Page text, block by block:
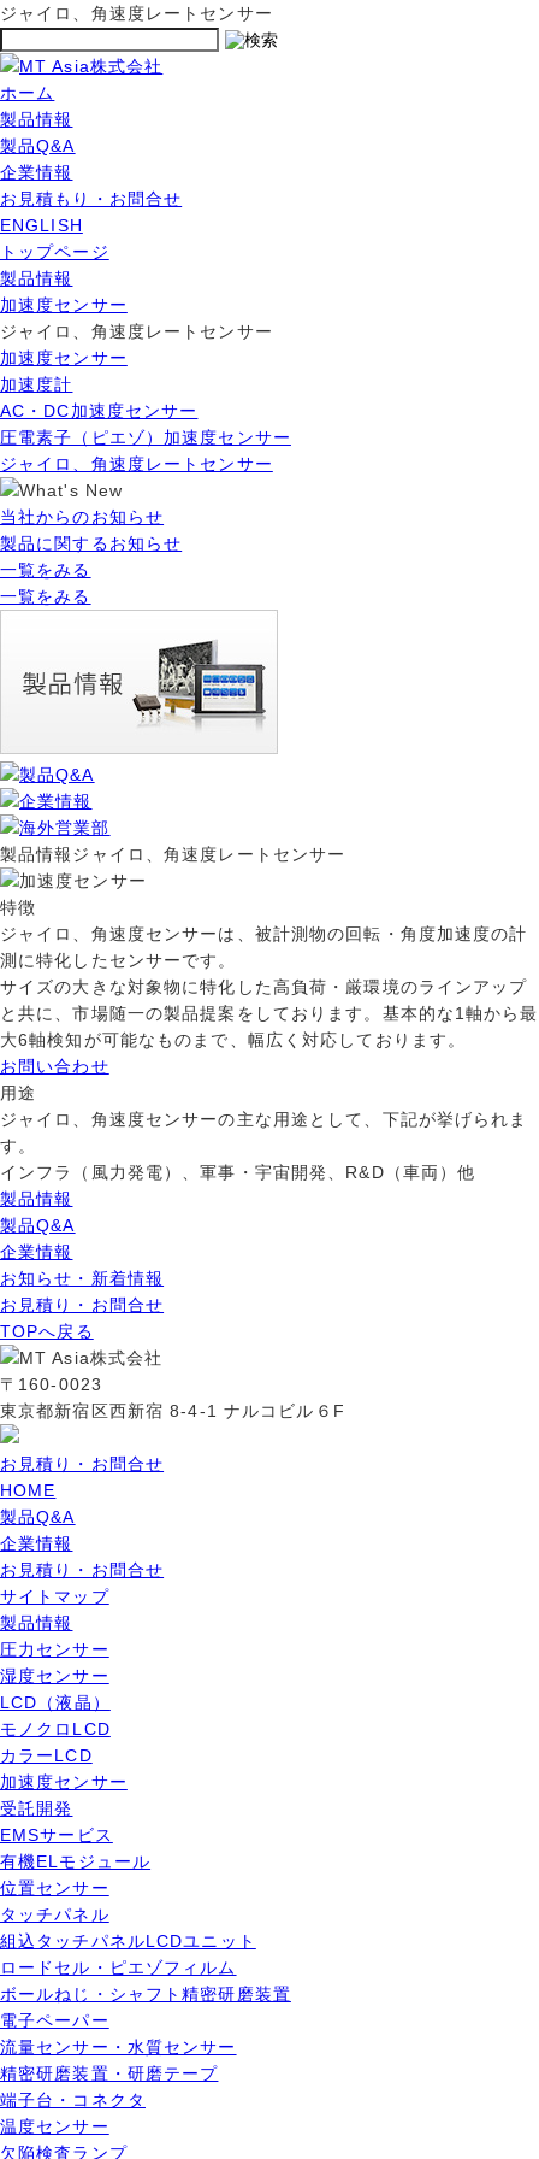
ジャイロ、角速度レートセンサー
ホーム
製品情報
製品Q&A
企業情報
お見積もり・お問合せ
ENGLISH
トップページ
製品情報
加速度センサー
ジャイロ、角速度レートセンサー
加速度センサー
加速度計
AC・DC加速度センサー
圧電素子（ピエゾ）加速度センサー
ジャイロ、角速度レートセンサー
当社からのお知らせ
製品に関するお知らせ
一覧をみる
一覧をみる
製品情報ジャイロ、角速度レートセンサー
特徴
ジャイロ、角速度センサーは、被計測物の回転・角度加速度の計
測に特化したセンサーです。
サイズの大きな対象物に特化した高負荷・厳環境のラインアップ
と共に、市場随一の製品提案をしております。基本的な1軸から最
大6軸検知が可能なものまで、幅広く対応しております。
お問い合わせ
用途
ジャイロ、角速度センサーの主な用途として、下記が挙げられま
す。
インフラ（風力発電）、軍事・宇宙開発、R&D（車両）他
製品情報
製品Q&A
企業情報
お知らせ・新着情報
お見積り・お問合せ
TOPへ戻る
〒160-0023
東京都新宿区西新宿 8-4-1 ナルコビル６F
お見積り・お問合せ
HOME
製品Q&A
企業情報
お見積り・お問合せ
サイトマップ
製品情報
圧力センサー
湿度センサー
LCD（液晶）
モノクロLCD
カラーLCD
加速度センサー
受託開発
EMSサービス
有機ELモジュール
位置センサー
タッチパネル
組込タッチパネルLCDユニット
ロードセル・ピエゾフィルム
ボールねじ・シャフト精密研磨装置
電子ペーパー
流量センサー・水質センサー
精密研磨装置・研磨テープ
端子台・コネクタ
温度センサー
欠陥検査ランプ